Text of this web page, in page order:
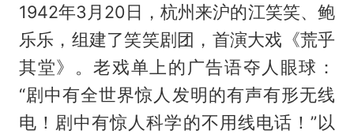
1942年3月20日，杭州来沪的江笑笑、鲍
乐乐，组建了笑笑剧团，首演大戏《荒乎
其堂》。老戏单上的广告语夺人眼球：
“剧中有全世界惊人发明的有声有形无线
电！剧中有惊人科学的不用线电话！”以